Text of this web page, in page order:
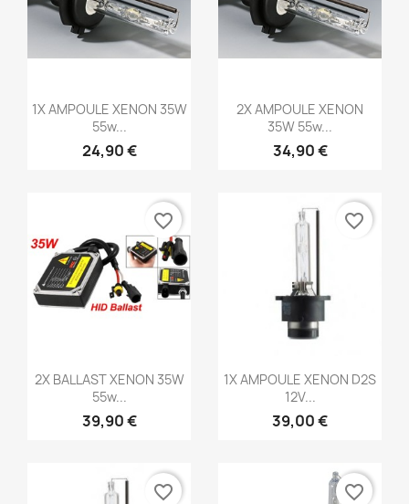
Aperçu rapide
1X AMPOULE XENON 35W
55w...
24,90 €
Aperçu rapide
2X AMPOULE XENON
35W 55w...
34,90 €
Aperçu rapide
2X BALLAST XENON 35W
55w...
39,90 €
favorite_border
Aperçu rapide
1X AMPOULE XENON D2S
12V...
39,00 €
favorite_border
favorite_border favorite_border